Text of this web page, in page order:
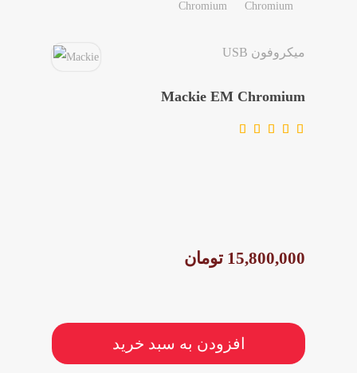
میکروفون USB
Mackie EM Chromium
15,800,000 تومان
افزودن به سبد خرید